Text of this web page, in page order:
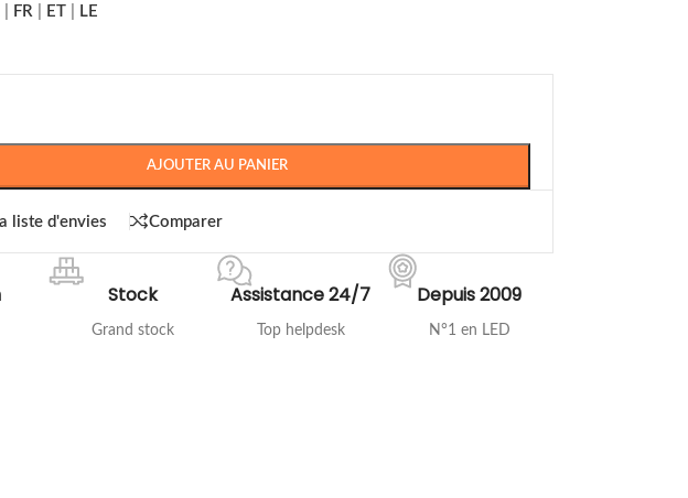
FR ET LE
AJOUTER AU PANIER
liste d'envies Comparer
Stock
Grand stock
Assistance 24/7
Top helpdesk
Depuis 2009
N°1 en LED